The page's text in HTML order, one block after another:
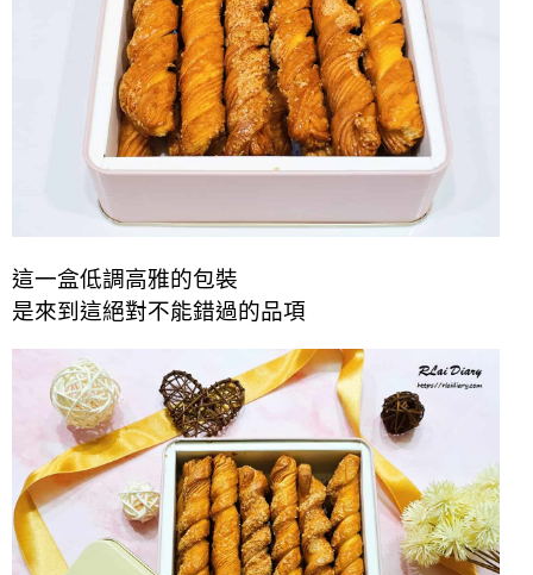
這一盒低調高雅的包裝
是來到這絕對不能錯過的品項